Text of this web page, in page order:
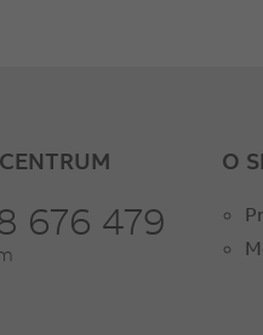
676 479
O